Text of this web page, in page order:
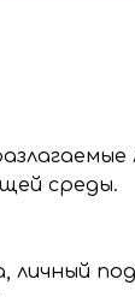
среды.
личный